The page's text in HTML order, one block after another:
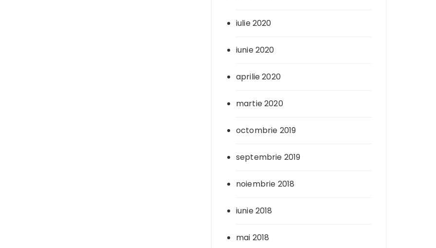
iulie 2020
iunie 2020
aprilie 2020
martie 2020
octombrie 2019
septembrie 2019
noiembrie 2018
iunie 2018
mai 2018